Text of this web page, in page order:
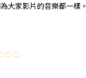
大家影片的音樂都一樣。